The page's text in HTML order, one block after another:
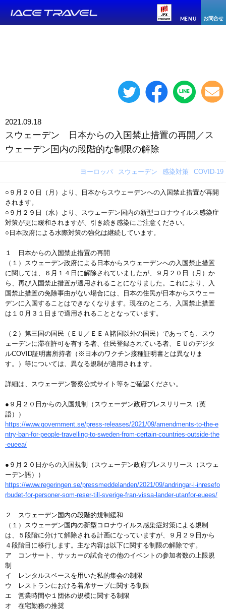
MENU お問合せ
2021.09.18
スウェーデン 日本からの入国禁止措置の再開／ス
ウェーデン国内の段階的な制限の解除
ヨーロッパ スウェーデン 感染対策 COVID-19
○９月２０日（月）より、日本からスウェーデンへの入国禁止措置が再開
されます。
○９月２９日（水）より、スウェーデン国内の新型コロナウイルス感染症
対策が更に緩和されますが、引き続き感染にご注意ください。
○日本政府による水際対策の強化は継続しています。
１ 日本からの入国禁止措置の再開
（１）スウェーデン政府による日本からスウェーデンへの入国禁止措置
に関しては、６月１４日に解除されていましたが、９月２０日（月）か
ら、再び入国禁止措置が適用されることになりました。これにより、入
国禁止措置の免除事由がない場合には、日本の住民が日本からスウェー
デンに入国することはできなくなります。現在のところ、入国禁止措置
は１０月３１日まで適用されることとなっています。
（２）第三国の国民（ＥＵ／ＥＥＡ諸国以外の国民）であっても、スウ
ェーデンに滞在許可を有する者、住民登録されている者、ＥＵのデジタ
ルCOVID証明書所持者（※日本のワクチン接種証明書とは異なりま
す。）等については、異なる規制が適用されます。
詳細は、スウェーデン警察公式サイト等をご確認ください。
●９月２０日からの入国規制（スウェーデン政府プレスリリース（英
語））
https://www.government.se/press-releases/2021/09/amendments-to-the-e
ntry-ban-for-people-travelling-to-sweden-from-certain-countries-outside-the
-eueea/
●９月２０日からの入国規制（スウェーデン政府プレスリリース（スウェ
ーデン語））
https://www.regeringen.se/pressmeddelanden/2021/09/andringar-i-inresefo
rbudet-for-personer-som-reser-till-sverige-fran-vissa-lander-utanfor-euees/
２ スウェーデン国内の段階的規制緩和
（１）スウェーデン国内の新型コロナウイルス感染症対策による規制
は、５段階に分けて解除される計画になっていますが、９月２９日から
４段階目に移行します。主な内容は以下に関する制限の解除です。
ア コンサート、サッカーの試合その他のイベントの参加者数の上限規
制
イ レンタルスペースを用いた私的集会の制限
ウ レストランにおける着席サーブに関する制限
エ 営業時間や１団体の規模に関する制限
オ 在宅勤務の推奨